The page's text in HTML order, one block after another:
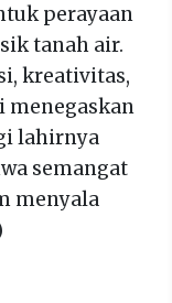
perayaan
tanah air.
kreativitas,
menegaskan
lahirnya
semangat
menyala